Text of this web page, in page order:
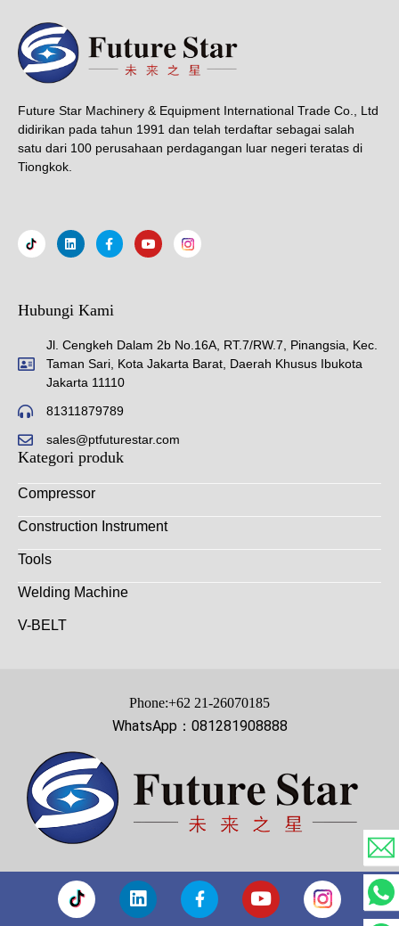
Future Star Machinery & Equipment International Trade Co., Ltd
didirikan pada tahun 1991 dan telah terdaftar sebagai salah
satu dari 100 perusahaan perdagangan luar negeri teratas di
Tiongkok.
Hubungi Kami
Jl. Cengkeh Dalam 2b No.16A, RT.7/RW.7, Pinangsia, Kec.
Taman Sari, Kota Jakarta Barat, Daerah Khusus Ibukota
Jakarta 11110
81311879789
sales@ptfuturestar.com
Kategori produk
Compressor
Construction Instrument
Tools
Welding Machine
V-BELT
Phone:+62 21-26070185
WhatsApp：081281908888